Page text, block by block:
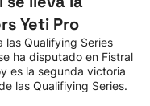
Yeti Pro
las Qualifying Series
ha disputado en Fistral
es la segunda victoria
las Qualifiying Series.